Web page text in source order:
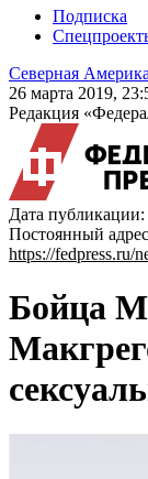
Подписка
Северная Америка
26 марта 2019,
Редакция
Дата публикации:
Постоянный
https://fedpress.ru/
Бойца